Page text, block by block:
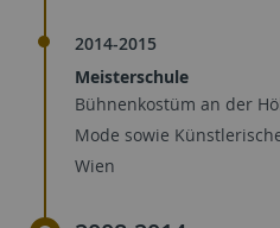
2014-2015
Meisterschule
Bühnenkostüm an der
Mode sowie
Wien